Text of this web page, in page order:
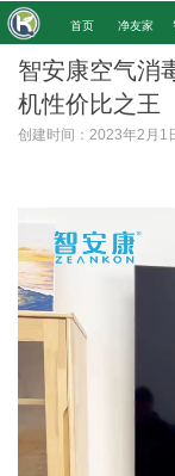
. 首页 净友家
智安康空气消
机性价比之王
创建时间： 2023年2月1